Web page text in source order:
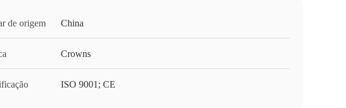
de origem China
Crowns
ISO 9001; CE